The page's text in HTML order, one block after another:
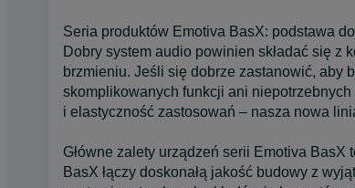
Seria produktów Emotiva BasX: podstawa
Dobry system audio powinien składać się z
brzmieniu. Jeśli się dobrze zastanowić, aby
skomplikowanych funkcji ani
i elastyczność zastosowań – nasza nowa
Główne zalety urządzeń serii Emotiva
BasX łączy doskonałą jakość budowy z